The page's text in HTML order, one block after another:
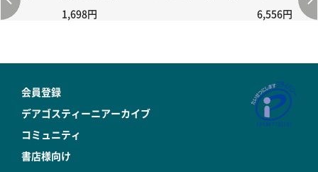
1,698円
6,556円
会員登録
デアゴスティーニアーカイブ
コミュニティ
書店様向け